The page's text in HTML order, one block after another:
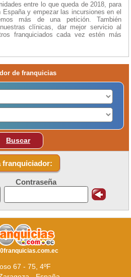
entre lo que queda de 2018, para
y empezar las incursiones en el
más de una petición. También
clínicas, dar mejor servicio al
franquiciados cada vez estén más
de franquicias
Buscar
franquiciador:
Contraseña
67 - 75, 4ºF